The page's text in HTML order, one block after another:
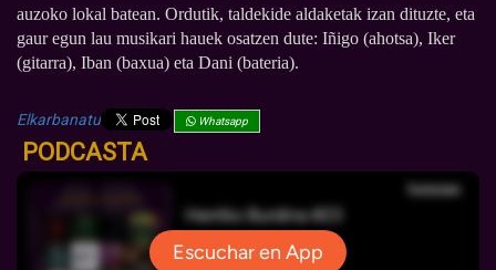
auzoko lokal batean. Ordutik, taldekide aldaketak izan dituzte, eta
gaur egun lau musikari hauek osatzen dute: Iñigo (ahotsa), Iker
(gitarra), Iban (baxua) eta Dani (bateria).
Elkarbanatu Whatsapp
PODCASTA